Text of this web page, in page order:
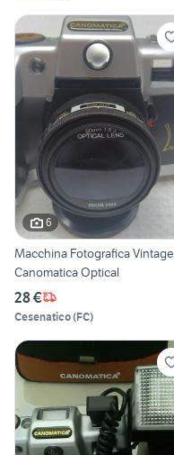
6
Macchina Fotografica Vintage
Canomatica Optical
28 €
Cesenatico(FC)